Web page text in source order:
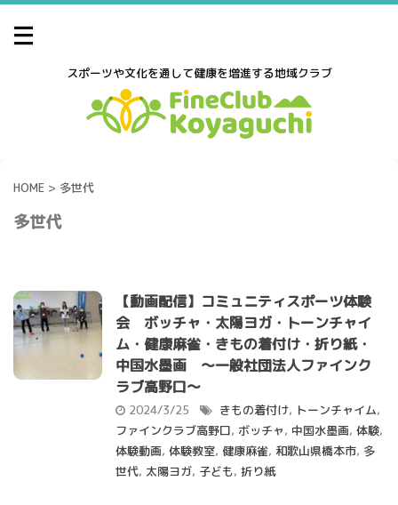
スポーツや文化を通して健康を増進する地域クラブ
HOME > 多世代
多世代
【動画配信】コミュニティスポーツ体験
会 ボッチャ・太陽ヨガ・トーンチャイ
ム・健康麻雀・きもの着付け・折り紙・
中国水墨画 ～一般社団法人ファインク
ラブ高野口～
2024/3/25 きもの着付け, トーンチャイム,
ファインクラブ高野口, ボッチャ, 中国水墨画, 体験,
体験動画, 体験教室, 健康麻雀, 和歌山県橋本市, 多
世代, 太陽ヨガ, 子ども, 折り紙